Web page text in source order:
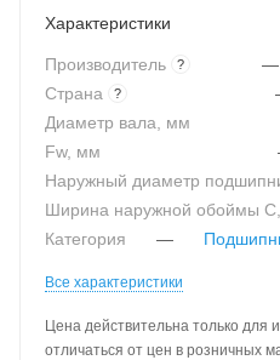
Характеристики
Производитель ? —
Страна
?
Диаметр вала, мм
Fw, мм
Наружный диаметр
Ширина наружной обоймы
Категория
—
Все характеристики
Цена действительна только для
отличаться от цен в розничных